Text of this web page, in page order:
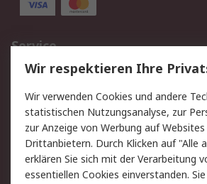
Service
Value Added Services
Rücksendungen
Hilfe
Rechtliches
AGB
Wir respektieren Ihre
Wir verwenden Cookies und andere
statistischen Nutzungsanalyse, zur
zur Anzeige von Werbung auf
Drittanbietern. Durch Klicken auf "Alle
erklären Sie sich mit der Verarbeitung
essentiellen Cookies einverstanden.